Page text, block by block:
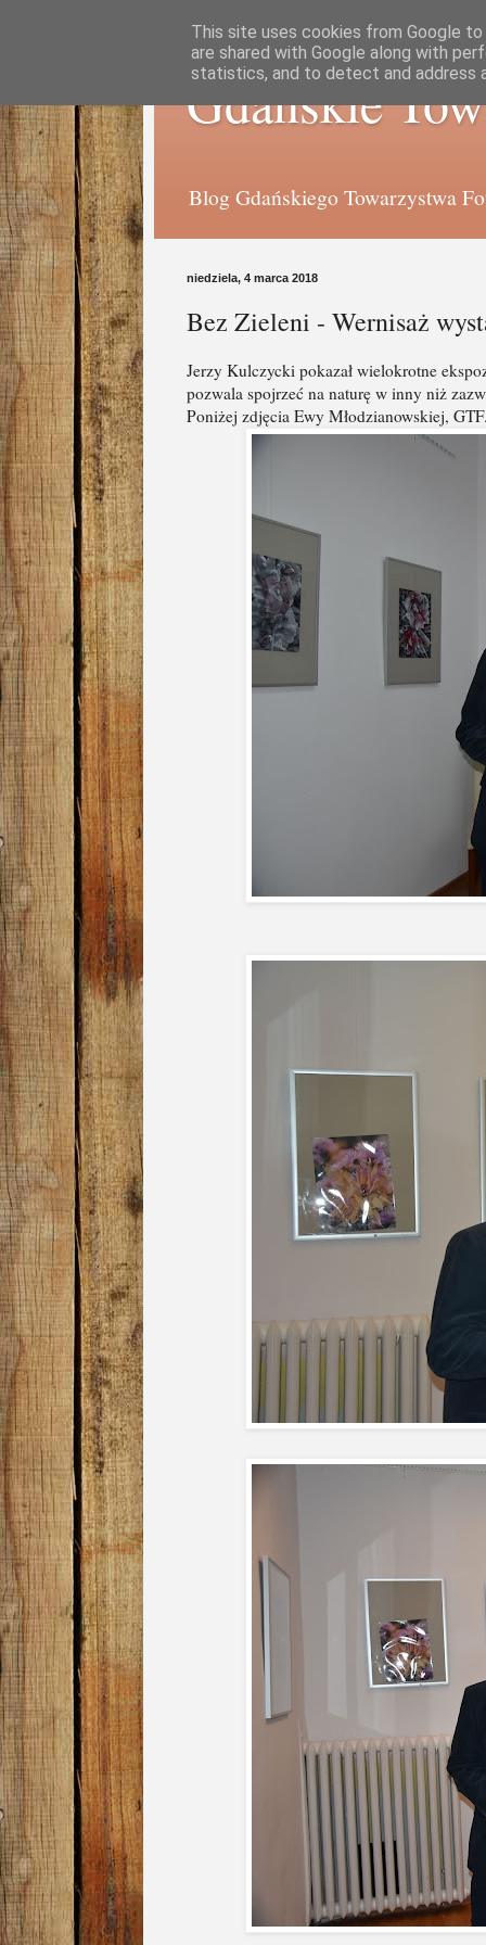
Gdańskie
Blog Gdańskiego Towarzystwa
niedziela, 4 marca 2018
Bez Zieleni - Wernisaż
Jerzy Kulczycki pokazał wielokrotne
pozwala spojrzeć na naturę w inny niż
Poniżej zdjęcia Ewy Młodzianowskiej,
This site uses cookies from Google
are shared with Google along with
statistics, and to detect and address